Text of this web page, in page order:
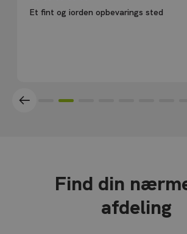
Et fint og iorden opbevarings sted
Find din
afdeling